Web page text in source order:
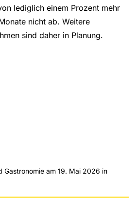
Gastronomie am 19. Mai 2026 in
lediglich einem Prozent mehr
nicht ab. Weitere
sind daher in Planung.